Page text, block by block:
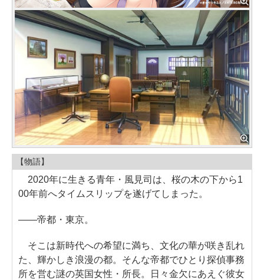
【物語】
2020年に生きる青年・風見司は、桜の木の下から1
00年前へタイムスリップを遂げてしまった。
――帝都・東京。
そこは新時代への希望に満ち、文化の華が咲き乱れ
た、輝かしき浪漫の都。そんな帝都でひとり探偵事務
所を営む謎の英国女性・所長。日々金欠にあえぐ彼女